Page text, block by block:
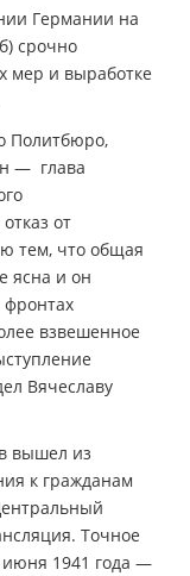
Германии на
срочно
мер и выработке
Политбюро,
— глава
от
тем, что общая
ясна и он
фронтах
взвешенное
Вячеславу
вышел из
к гражданам
Точное
1941 года —